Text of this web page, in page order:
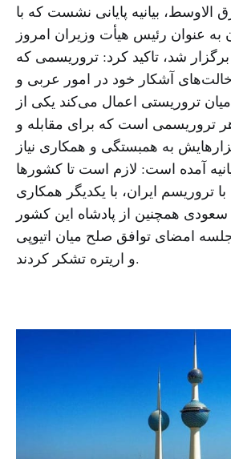
بیانیه پایانی نشست که با
عنوان رئیس هیأت وزیران امروز
شد، تاکید کرد: تروریسمی که
آشکار خود در امور عربی و
تروریستی اعمال می‌کند یکی از
تروریسمی است که برای مقابله و
به همبستگی و همکاری نیاز
آمده است: لازم است تا کشورها
با تروریسم ایران، با یکدیگر همکاری
سعودی همچنین از پادشاه این کشور
جلسه امضای توافق صلح میان اتیوپی
و اریتره تشکر کردند.